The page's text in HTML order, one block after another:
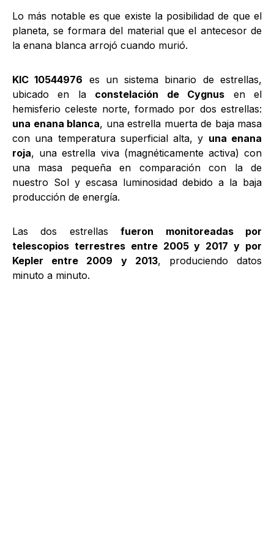
Lo más notable es que existe la posibilidad de que el
planeta, se formara del material que el antecesor de
la enana blanca arrojó cuando murió.
KIC 10544976 es un sistema binario de estrellas,
ubicado en la constelación de Cygnus en el
hemisferio celeste norte, formado por dos estrellas:
una enana blanca, una estrella muerta de baja masa
con una temperatura superficial alta, y una enana
roja, una estrella viva (magnéticamente activa) con
una masa pequeña en comparación con la de
nuestro Sol y escasa luminosidad debido a la baja
producción de energía.
Las dos estrellasfueron monitoreadas por
telescopios terrestres entre 2005 y 2017 y por
Kepler entre 2009 y 2013, produciendo datos
minuto a minuto.